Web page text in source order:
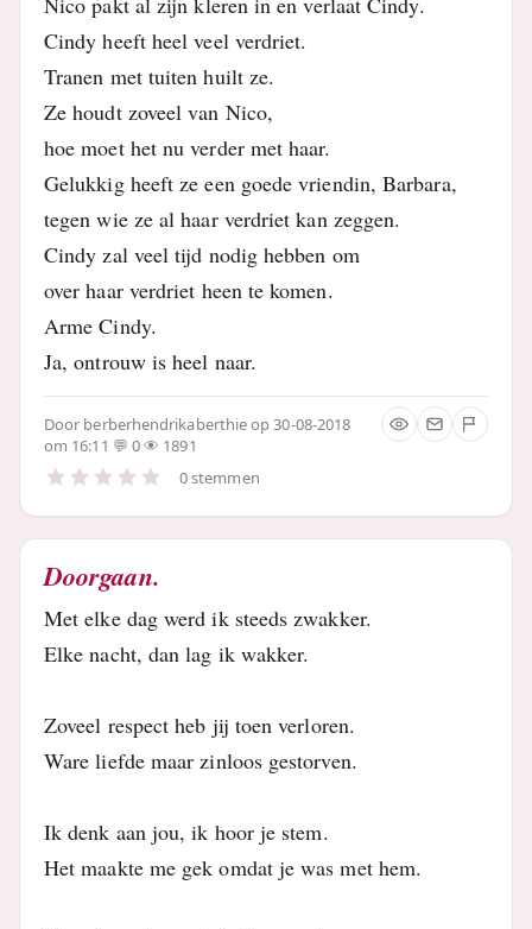
Cindy heeft heel veel verdriet.
Tranen met tuiten huilt ze.
Ze houdt zoveel van Nico,
hoe moet het nu verder met haar.
Gelukkig heeft ze een goede vriendin, Barbara,
tegen wie ze al haar verdriet kan zeggen.
Cindy zal veel tijd nodig hebben om
over haar verdriet heen te komen.
Arme Cindy.
Ja, ontrouw is heel naar.
Door berberhendrikaberthieop 30-08-2018
om 16:11
0
1891
0 stemmen
Doorgaan.
Met elke dag werd ik steeds zwakker.
Elke nacht, dan lag ik wakker.
Zoveel respect heb jij toen verloren.
Ware liefde maar zinloos gestorven.
Ik denk aan jou, ik hoor je stem.
Het maakte me gek omdat je was met hem.